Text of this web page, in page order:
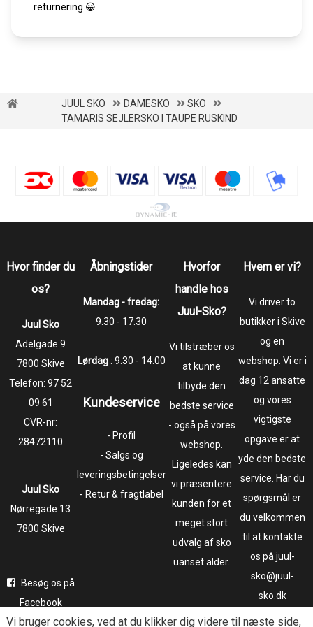
returnering 😀
JUUL SKO DAMESKO
SKO
TAMARIS SEJLERSKO I TAUPE RUSKIND
Hvor finder du
os?
Juul Sko
​​​​​​​Adelgade 9
7800 Skive
Telefon:97 52
09 61
CVR-nr:
28472110
Juul Sko
​​​​​​​Nørregade 13
7800 Skive
Besøg os på
Facebook
Åbningstider
Mandag - fredag:
9.30 - 17.30
Lørdag: 9.30 - 14.00
Kundeservice
- Profil
- Salgs og
leveringsbetingelser
- Retur & fragtlabel
Hvorfor
handle hos
Juul-Sko?
Vi tilstræber os
at kunne
tilbyde den
bedste service
- også på vores
webshop.
Ligeledes kan
vi præsentere
kunden for et
meget stort
udvalg af sko
uanset alder.
Hvem er vi?
Vi driver to
butikker i Skive
og en
webshop. Vi er i
dag 12 ansatte
og vores
vigtigste
opgave er at
yde den bedste
service. Har du
spørgsmål er
du velkommen
til at kontakte
os på juul-
sko@juul-
sko.dk
Vi bruger cookies, ved at du klikker dig videre til næste side,